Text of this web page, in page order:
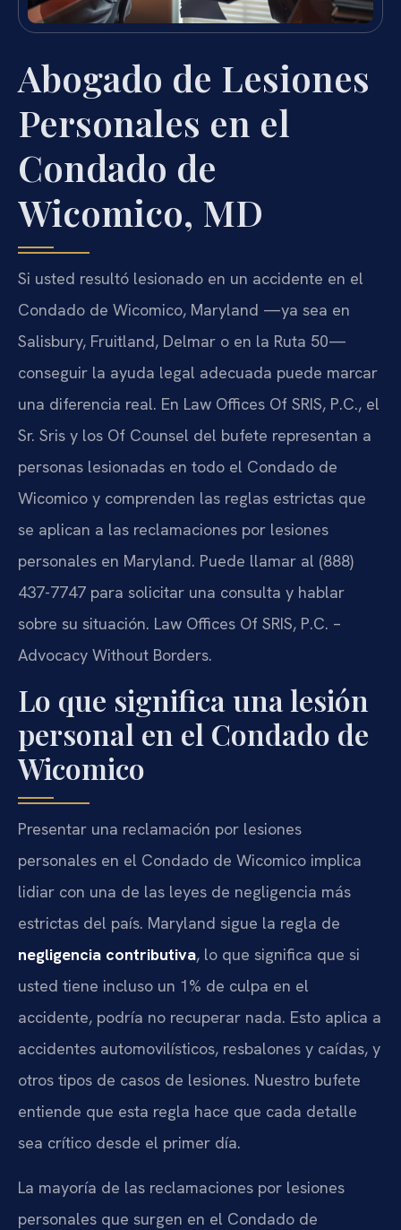
Abogado de Lesiones
Personales en el
Condado de
Wicomico, MD
Si usted resultó lesionado en un accidente en el
Condado de Wicomico, Maryland —ya sea en
Salisbury, Fruitland, Delmar o en la Ruta 50—
conseguir la ayuda legal adecuada puede marcar
una diferencia real. En Law Offices Of SRIS, P.C., el
Sr. Sris y los Of Counsel del bufete representan a
personas lesionadas en todo el Condado de
Wicomico y comprenden las reglas estrictas que
se aplican a las reclamaciones por lesiones
personales en Maryland. Puede llamar al (888)
437-7747 para solicitar una consulta y hablar
sobre su situación. Law Offices Of SRIS, P.C. –
Advocacy Without Borders.
Lo que significa una lesión
personal en el Condado de
Wicomico
Presentar una reclamación por lesiones
personales en el Condado de Wicomico implica
lidiar con una de las leyes de negligencia más
estrictas del país. Maryland sigue la regla de
negligencia contributiva, lo que significa que si
usted tiene incluso un 1% de culpa en el
accidente, podría no recuperar nada. Esto aplica a
accidentes automovilísticos, resbalones y caídas, y
otros tipos de casos de lesiones. Nuestro bufete
entiende que esta regla hace que cada detalle
sea crítico desde el primer día.
La mayoría de las reclamaciones por lesiones
personales que surgen en el Condado de